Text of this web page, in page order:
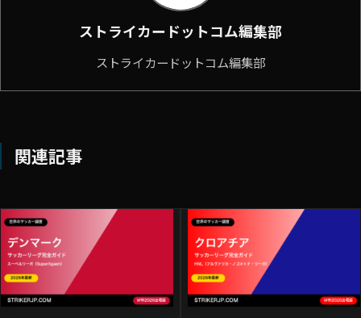
ストライカードットコム編集部
ストライカードットコム編集部
関連記事